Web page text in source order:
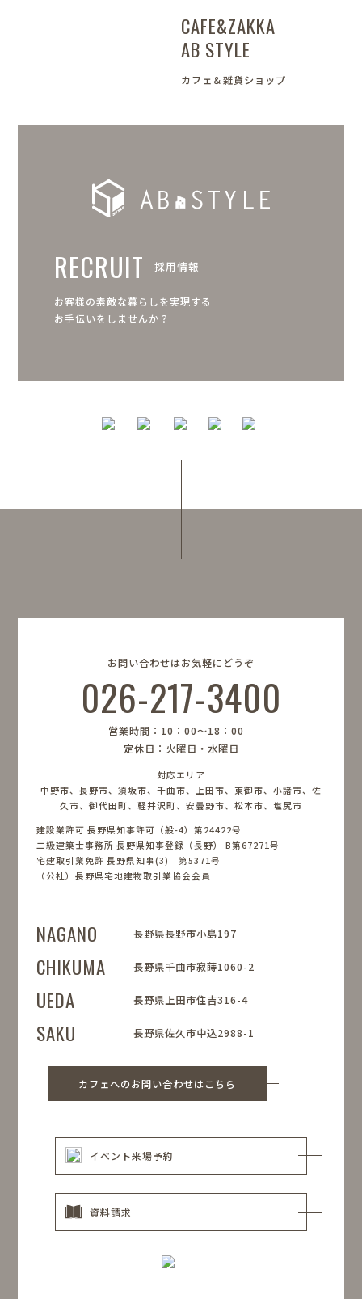
CAFE&ZAKKA
AB STYLE
カフェ＆雑貨ショップ
RECRUIT 採用情報
お客様の素敵な暮らしを実現する
お手伝いをしませんか？
お問い合わせはお気軽にどうぞ
026-217-3400
営業時間：10：00〜18：00
定休日：火曜日・水曜日
対応エリア
中野市、長野市、須坂市、千曲市、上田市、東御市、小諸市、佐
久市、御代田町、軽井沢町、安曇野市、松本市、塩尻市
建設業許可 長野県知事許可（般-4）第24422号
二級建築士事務所 長野県知事登録（長野） B第67271号
宅建取引業免許 長野県知事(3) 第5371号
（公社）長野県宅地建物取引業協会会員
NAGANO 長野県長野市小島197
CHIKUMA 長野県千曲市寂蒔1060-2
UEDA 長野県上田市住吉316-4
SAKU 長野県佐久市中込2988-1
カフェへのお問い合わせはこちら
イベント来場予約
資料請求